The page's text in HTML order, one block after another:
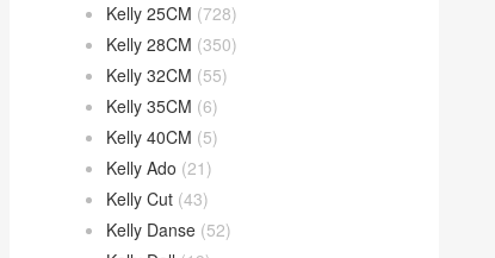
Kelly 25CM (728)
Kelly 28CM (350)
Kelly 32CM (55)
Kelly 35CM (6)
Kelly 40CM (5)
Kelly Ado (21)
Kelly Cut (43)
Kelly Danse (52)